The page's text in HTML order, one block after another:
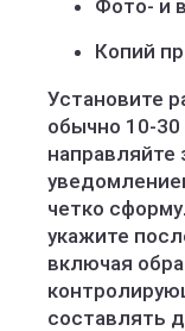
Фото- и
Копий
Установите
обычно 10-
направляйте
четко
укажите
включая
составлять